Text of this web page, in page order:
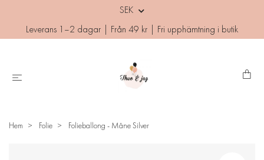
SEK
Leverans 1–2 dagar | Från 49 kr | Fri upphämtning i butik
Hem Folie Folieballong - Måne Silver